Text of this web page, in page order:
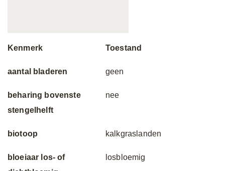
Kenmerk Toestand
aantal bladeren geen
beharing bovenste
stengelhelft
nee
biotoop kalkgraslanden
bloeiaar los- of
losbloemig